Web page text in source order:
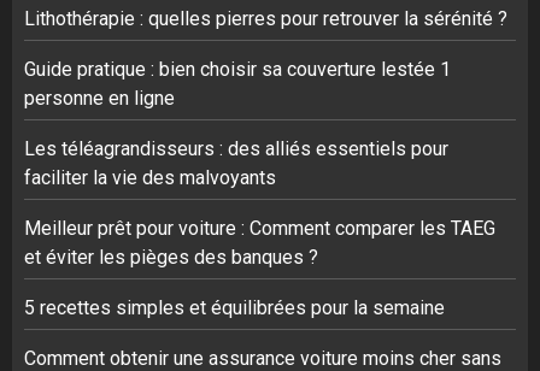
Lithothérapie : quelles pierres pour retrouver la sérénité ?
Guide pratique : bien choisir sa couverture lestée 1
personne en ligne
Les téléagrandisseurs : des alliés essentiels pour
faciliter la vie des malvoyants
Meilleur prêt pour voiture : Comment comparer les TAEG
et éviter les pièges des banques ?
5 recettes simples et équilibrées pour la semaine
Comment obtenir une assurance voiture moins cher sans